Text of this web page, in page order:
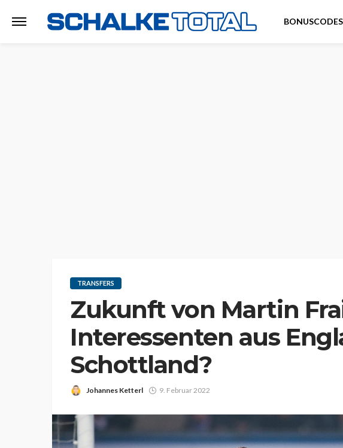
BONUSCODES
TRANSFERS
Zukunft von Martin
Interessenten aus
Schottland?
Johannes Ketterl 9. Februar 2022